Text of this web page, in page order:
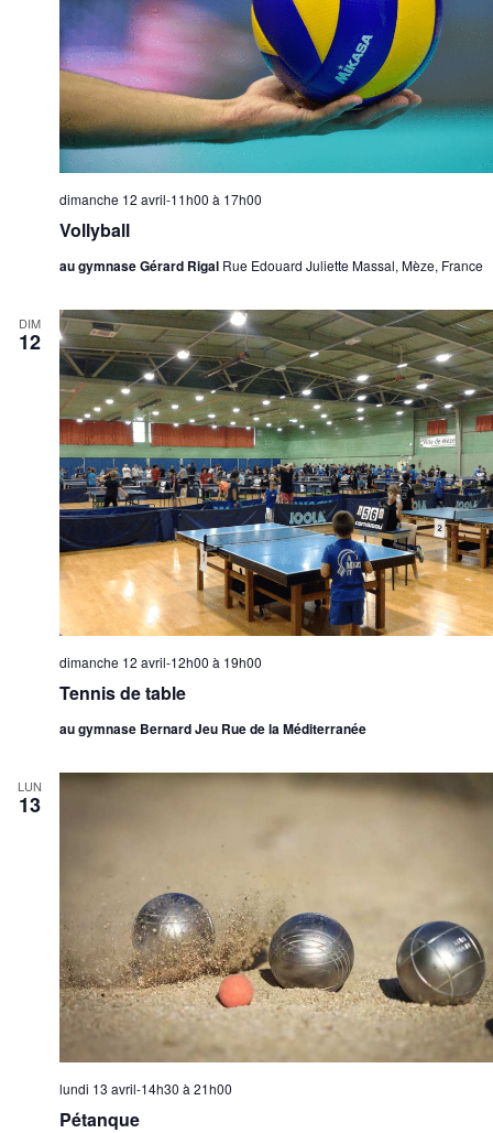
Vollyball
dimanche 12 avril-11h00 à 17h00
au gymnase Gérard Rigal Rue Edouard Juliette Massal, Mèze, France
DIM
12
Tennis de table
dimanche 12 avril-12h00 à 19h00
au gymnase Bernard Jeu Rue de la Méditerranée
LUN
13
Pétanque
lundi 13 avril-14h30 à 21h00